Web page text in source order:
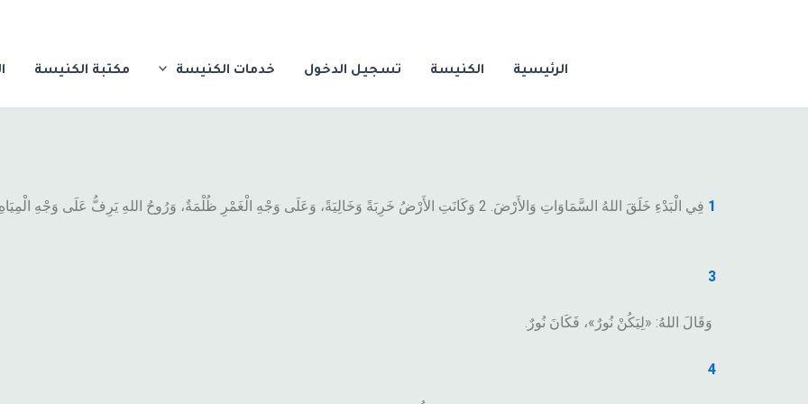
الرئيسية الكنيسة تسجيل الدخول خدمات الكنيسة مكتبة الكنيسة
1 فِي الْبَدْءِ خَلَقَ اللهُ السَّمَاوَاتِ وَالأَرْضَ. 2 وَكَانَتِ الأَرْضُ خَرِبَةً وَخَالِيَةً، وَعَلَى وَجْهِ الْغَمْرِ ظُلْمَةٌ، وَرُوحُ اللهِ يَرِفُّ عَلَى وَجْهِ
3
وَقَالَ اللهُ: «لِيَكُنْ نُورٌ»، فَكَانَ نُورٌ.
4